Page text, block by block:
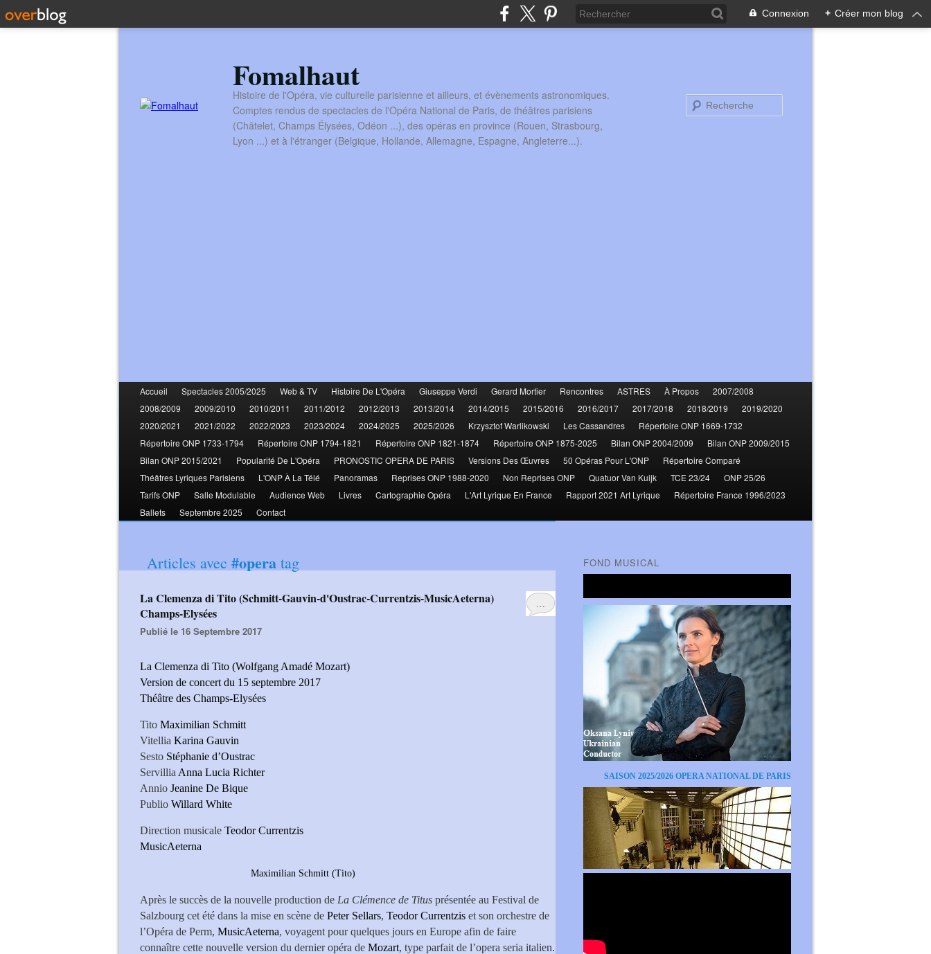
Connexion + Créer mon blog
Fomalhaut
Histoire de l'Opéra, vie culturelle parisienne et ailleurs, et évènements astronomiques.
Comptes rendus de spectacles de l'Opéra National de Paris, de théâtres parisiens
(Châtelet, Champs Élysées, Odéon ...), des opéras en province (Rouen, Strasbourg,
Lyon ...) et à l'étranger (Belgique, Hollande, Allemagne, Espagne, Angleterre...).
Accueil Spectacles 2005/2025 Web & TV Histoire De L'Opéra Giuseppe Verdi Gerard Mortier Rencontres ASTRES À Propos
2007/2008
2008/2009
2009/2010 2010/2011 2011/2012 2012/2013 2013/2014 2014/2015 2015/2016 2016/2017 2017/2018 2018/2019
2019/2020
2020/2021
2021/2022 2022/2023 2023/2024 2024/2025 2025/2026 Krzysztof Warlikowski Les Cassandres
Répertoire ONP 1669-1732
Répertoire ONP 1733-1794
Répertoire ONP 1794-1821 Répertoire ONP 1821-1874 Répertoire ONP 1875-2025 Bilan ONP 2004/2009
Bilan ONP 2009/2015
Bilan ONP 2015/2021
Popularité De L'Opéra PRONOSTIC OPERA DE PARIS Versions Des Œuvres 50 Opéras Pour L'ONP
Répertoire Comparé
Théâtres Lyriques Parisiens
L'ONP À La Télé Panoramas Reprises ONP 1988-2020 Non Reprises ONP Quatuor Van Kuijk TCE 23/24
ONP 25/26
Tarifs ONP
Salle Modulable Audience Web Livres Cartographie Opéra L'Art Lyrique En France Rapport 2021 Art Lyrique
Répertoire France 1996/2023
Ballets
Septembre 2025 Contact
Articles avec #opera tag
…
La Clemenza di Tito (Schmitt-Gauvin-d'Oustrac-Currentzis-MusicAeterna)
Champs-Elysées
Publié le 16 Septembre 2017
La Clemenza di Tito (Wolfgang Amadé Mozart)
Version de concert du 15 septembre 2017
Théâtre des Champs-Elysées
Tito Maximilian Schmitt
Vitellia Karina Gauvin
Sesto Stéphanie d’Oustrac
Servillia Anna Lucia Richter
Annio Jeanine De Bique
Publio Willard White
Direction musicale Teodor Currentzis
MusicAeterna
Maximilian Schmitt (Tito)
Après le succès de la nouvelle production de La Clémence de Titus présentée au Festival de
Salzbourg cet été dans la mise en scène de Peter Sellars, Teodor Currentzis et son orchestre de
l’Opéra de Perm, MusicAeterna, voyagent pour quelques jours en Europe afin de faire
connaître cette nouvelle version du dernier opéra de Mozart, type parfait de l’opera seria italien.
FOND MUSICAL
SAISON 2025/2026 OPERA NATIONAL DE PARIS